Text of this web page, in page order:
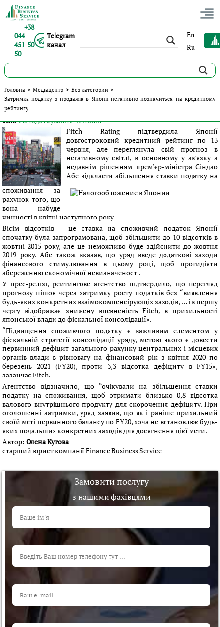
+38
044
451 50
50
Telegram
канал
En
Ru
Головна > Медіацентр > Без категории >
Затримка податку з продажів в Японії негативно позначиться на кредитному
рейтингу
Затримка податку з продажів в Японії негативно
позначиться на кредитному рейтингу
Опубліковано:
Теги: #Оподаткування #Японія
Fitch Rating підтвердила Японії
довгостроковий кредитний рейтинг по 13
червня, але переглянула свій прогноз в
негативному світлі, в основному у зв’язку з
недавнім рішенням прем’єр-міністра Сіндзо
Абе відкласти збільшення ставки податку на
споживання за
рахунок того, що
вона набуде
чинності в квітні наступного року.
Вісім відсотків – це ставка на споживчий податок Японії
спочатку була запрограмована, щоб збільшити до 10 відсотків в
жовтні 2015 року, але це неможливо буде здійснити до жовтня
2019 року. Абе також вказав, що уряд введе додаткові заходи
фінансового стимулювання в цьому році, щоб протидіяти
збереженню економічної невизначеності.
У прес-релізі, рейтингове агентство підтвердило, що перегляд
прогнозу пішов через затримку росту податків без “виявлення
будь-яких конкретних взаімокомпенсірующіх заходів, … і в першу
чергу відображає знижену впевненість Fitch, в прихильності
японської влади до фіскальної консолідації».
“Підвищення споживчого податку є важливим елементом у
фіскальній стратегії консолідації уряду, метою якого є довести
первинний дефіцит загального рахунку центральних і місцевих
органів влади в рівновагу на фінансовий рік з квітня 2020 по
березень 2021 (FY20), проти 3,3 відсотка дефіциту в FY15»,
зазанчає Fitch.
Агентство відзначило, що “очікували на збільшення ставки
податку на споживання, щоб отримати близько 0,8 відсотка
валового внутрішнього продукту для скорочення дефіциту. При
оголошенні затримки, уряд заявив, що як і раніше прихильний
своїй меті первинного балансу по FY20, хоча не встановлює будь-
яких подальших конкретних заходів для досягнення цієї мети.
Автор: Олена Кутова
старший юрист компанії Finance Business Service
Замовити послугу
з нашими фахівцями